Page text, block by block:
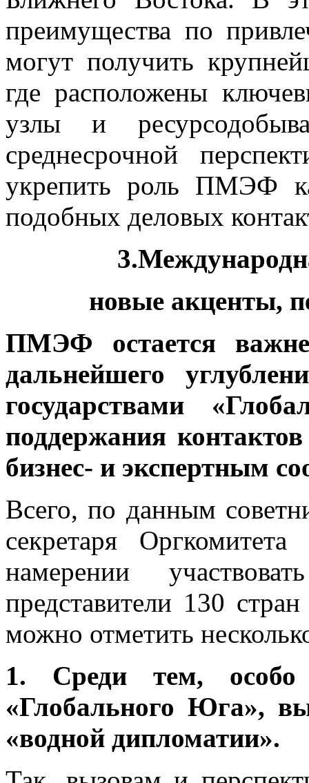
преимущества по
могут получить
где расположены
узлы и
среднесрочной
укрепить роль ПМЭФ
подобных деловых
новые акценты,
ПМЭФ остается
дальнейшего
государствами
поддержания
бизнес- и экспертным
Всего, по данным
секретаря
намерении
представители 130
можно отметить
1. Среди тем, особо
«Глобального Юга»,
«водной дипломатии».